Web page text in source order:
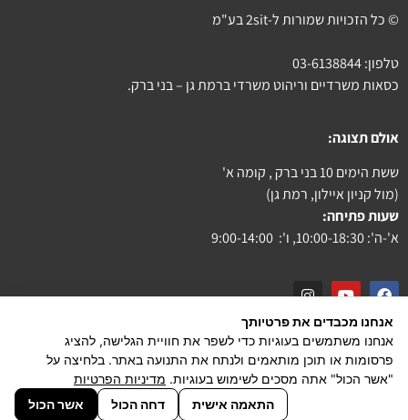
© כל הזכויות שמורות ל-2sit בע"מ
טלפון:03-6138844
כסאות משרדיים וריהוט משרדי ברמת גן – בני ברק.
אולם תצוגה:
ששת הימים 10 בני ברק , קומה א'
(מול קניון איילון, רמת גן)
שעות פתיחה:
א'-ה': 10:00-18:30, ו': 9:00-14:00
צור קשר
הצהרת נגישות
powered by PiXeliT
אנחנו מכבדים את פרטיותך
אנחנו משתמשים בעוגיות כדי לשפר את חוויית הגלישה, להציג
פרסומות או תוכן מותאמים ולנתח את התנועה באתר. בלחיצה על
"אשר הכול" אתה מסכים לשימוש בעוגיות. מדיניות הפרטיות
התאמה אישית
דחה הכול אשר הכול